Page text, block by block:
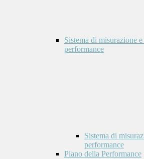
Sistema di misurazione
performance
Sistema di
performance
Piano della Performance